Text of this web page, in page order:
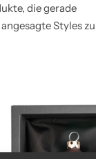
die gerade
Styles zu